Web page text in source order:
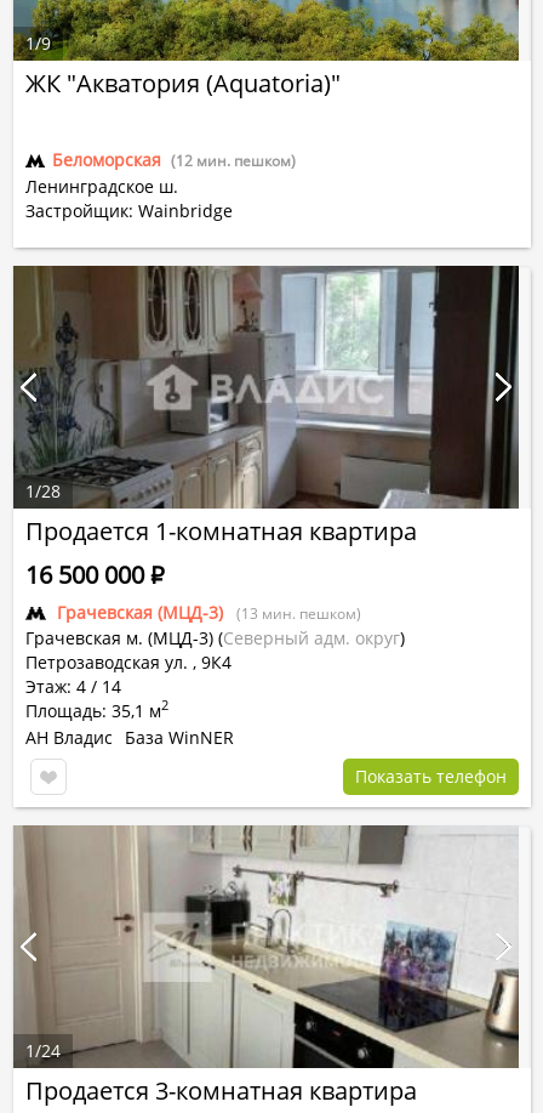
ЖК "Акватория (Aquatoria)"
Беломорская (12 мин. пешком)
Ленинградское ш.
Застройщик: Wainbridge
1/9
Продается 1-комнатная квартира
Грачевская (МЦД-3) (13 мин. пешком)
Грачевская м. (МЦД-3) (Северный адм. округ)
Петрозаводская ул. , 9К4
Этаж: 4 / 14
Площадь: 35,1 м2
16 500 000Р
АН Владис
База WinNER
Показать телефон
1/28
Продается 3-комнатная квартира
1/24